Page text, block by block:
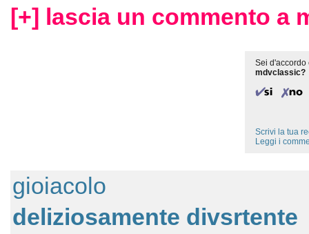
[+] lascia un commento a
Sei d'accordo
mdvclassic?
Scrivi la tua
Leggi i
gioiacolo
deliziosamente divsrtente